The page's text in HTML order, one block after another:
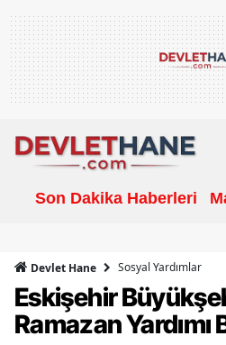
Son Dakika Haberleri
Devlet Hane Sosyal Yardımlar
Eskişehir
Ramazan